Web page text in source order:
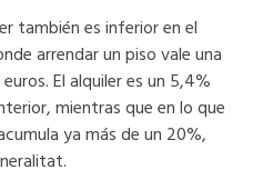
también es inferior en el
arrendar un piso vale una
El alquiler es un 5,4%
mientras que en lo que
ya más de un 20%,